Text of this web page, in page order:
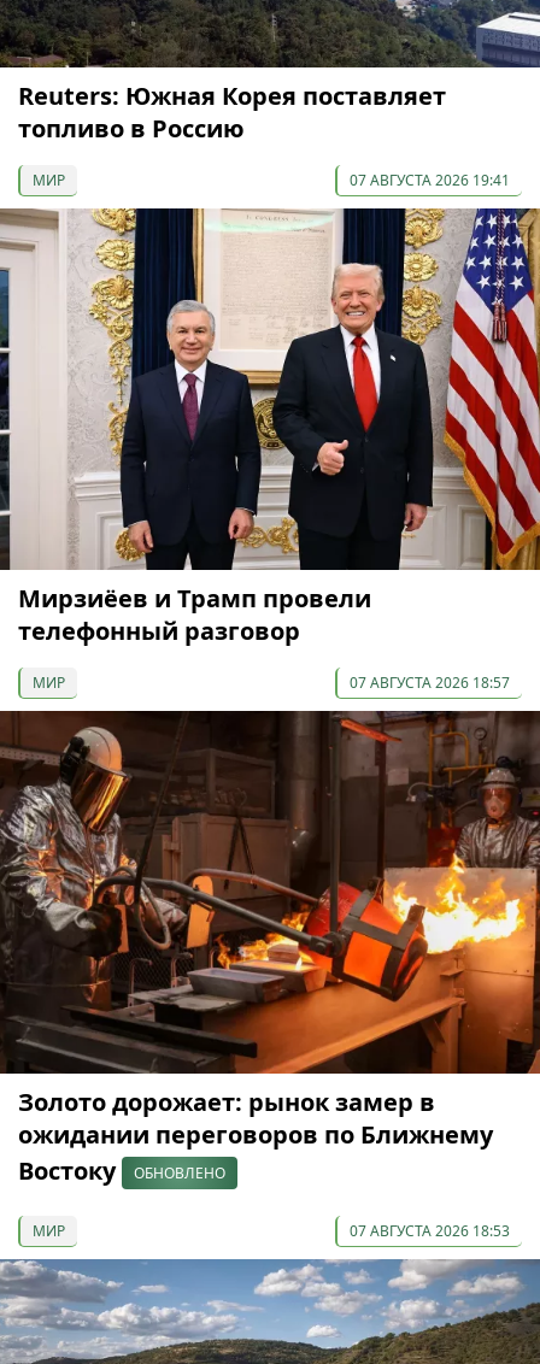
Reuters: Южная Корея поставляет
топливо в Россию
МИР 07 АВГУСТА 2026 19:41
Мирзиёев и Трамп провели
телефонный разговор
МИР 07 АВГУСТА 2026 18:57
Золото дорожает: рынок замер в
ожидании переговоров по Ближнему
Востоку
ОБНОВЛЕНО
МИР 07 АВГУСТА 2026 18:53